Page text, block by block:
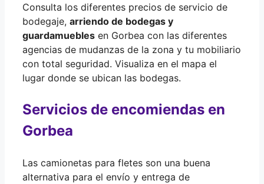
Consulta los diferentes precios de servicio de
bodegaje, arriendo de bodegas y
guardamuebles en Gorbea con las diferentes
agencias de mudanzas de la zona y tu mobiliario
con total seguridad. Visualiza en el mapa el
lugar donde se ubican las bodegas.
Servicios de encomiendas en
Gorbea
Las camionetas para fletes son una buena
alternativa para el envío y entrega de